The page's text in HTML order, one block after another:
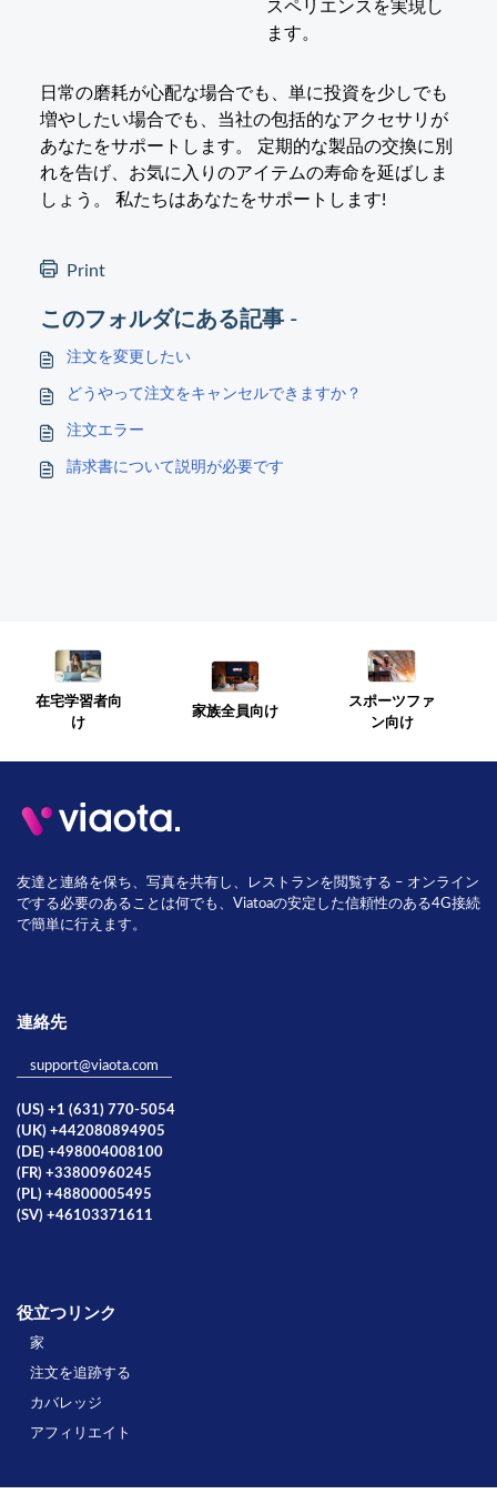
スペリエンスを実現し
ます。
日常の磨耗が心配な場合でも、単に投資を少しでも
増やしたい場合でも、当社の包括的なアクセサリが
あなたをサポートします。 定期的な製品の交換に別
れを告げ、お気に入りのアイテムの寿命を延ばしま
しょう。 私たちはあなたをサポートします!
Print
このフォルダにある記事 -
注文を変更したい
どうやって注文をキャンセルできますか？
注文エラー
請求書について説明が必要です
在宅学習者向
け
家族全員向け
スポーツファ
ン向け
友達と連絡を保ち、写真を共有し、レストランを閲覧する – オンライン
でする必要のあることは何でも、Viatoaの安定した信頼性のある4G接続
で簡単に行えます。
連絡先
support@viaota.com
(US) +1 (631) 770-5054
(UK) +442080894905
(DE) +498004008100
(FR) +33800960245
(PL) +48800005495
(SV) +46103371611
役立つリンク
家
注文を追跡する
カバレッジ
アフィリエイト